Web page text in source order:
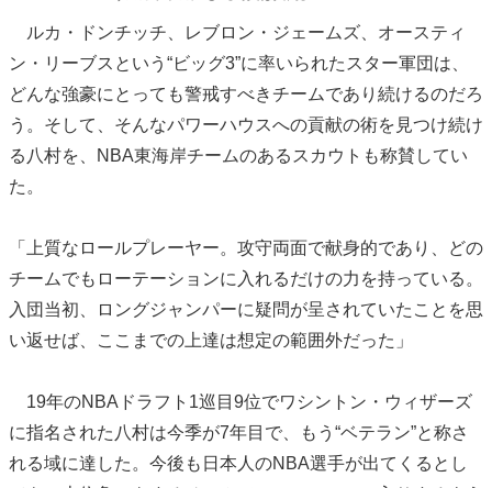
ルカ・ドンチッチ、レブロン・ジェームズ、オースティ
ン・リーブスという“ビッグ3”に率いられたスター軍団は、
どんな強豪にとっても警戒すべきチームであり続けるのだろ
う。そして、そんなパワーハウスへの貢献の術を見つけ続け
る八村を、NBA東海岸チームのあるスカウトも称賛してい
た。
「上質なロールプレーヤー。攻守両面で献身的であり、どの
チームでもローテーションに入れるだけの力を持っている。
入団当初、ロングジャンパーに疑問が呈されていたことを思
い返せば、ここまでの上達は想定の範囲外だった」
19年のNBAドラフト1巡目9位でワシントン・ウィザーズ
に指名された八村は今季が7年目で、もう“ベテラン”と称さ
れる域に達した。今後も日本人のNBA選手が出てくるとし